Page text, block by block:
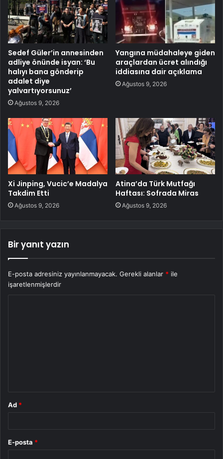
Sedef Güler’in annesinden
adliye önünde isyan: ‘Bu
halıyı bana gönderip
adalet diye
yalvartıyorsunuz’
Ağustos 9, 2026
Yangına müdahaleye giden
araçlardan ücret alındığı
iddiasına dair açıklama
Ağustos 9, 2026
Xi Jinping, Vucic’e Madalya
Takdim Etti
Ağustos 9, 2026
Atina’da Türk Mutfağı
Haftası: Sofrada Miras
Ağustos 9, 2026
Bir yanıt yazın
E-posta adresiniz yayınlanmayacak. Gerekli alanlar * ile
işaretlenmişlerdir
Ad *
E-posta *